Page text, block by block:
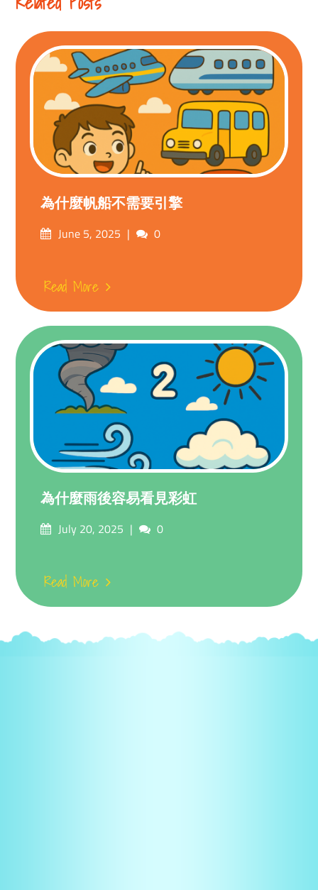
為什麼帆船不需要引擎
PostedJune 5, 2025 Comments
0
Read More
為什麼雨後容易看見彩虹
PostedJuly 20, 2025 Comments
0
Read More